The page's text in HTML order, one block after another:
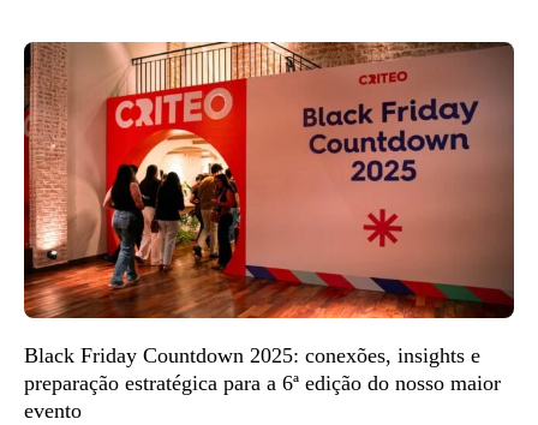
Black Friday Countdown 2025: conexões, insights e
preparação estratégica para a 6ª edição do nosso maior
evento